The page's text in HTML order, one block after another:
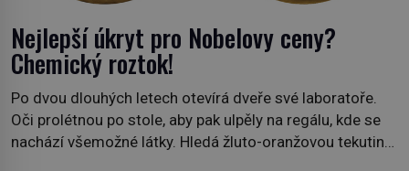
Nejlepší úkryt pro Nobelovy ceny?
Chemický roztok!
Po dvou dlouhých letech otevírá dveře své laboratoře.
Oči prolétnou po stole, aby pak ulpěly na regálu, kde se
nachází všemožné látky. Hledá žluto-oranžovou tekutinu,